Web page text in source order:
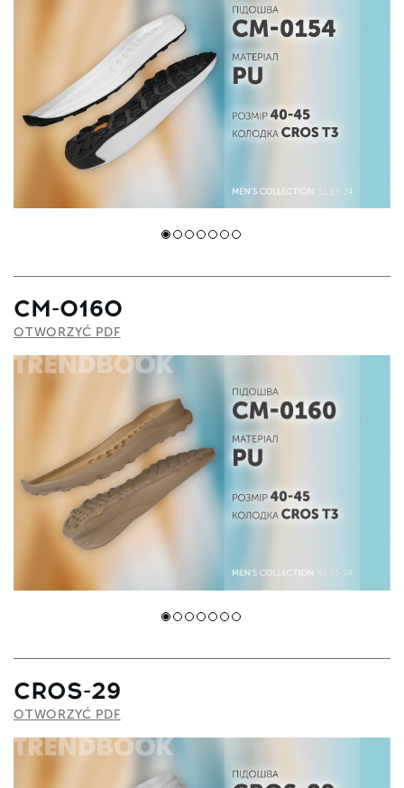
CM-0160
OTWORZYĆ PDF
CROS-29
OTWORZYĆ PDF